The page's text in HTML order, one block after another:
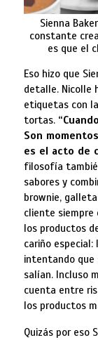
Sienna
constante
es que el
Eso hizo que
detalle. Nicolle
etiquetas con
tortas.
Son
es el acto de
filosofía
sabores y
brownie,
cliente siempre
los productos
cariño
intentando que
salían. Incluso
cuenta entre
los productos
Quizás por eso